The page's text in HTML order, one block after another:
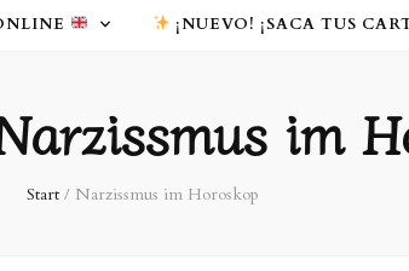
¡NUEVO! ¡SACA TUS
im
Start / Narzissmus im Horoskop